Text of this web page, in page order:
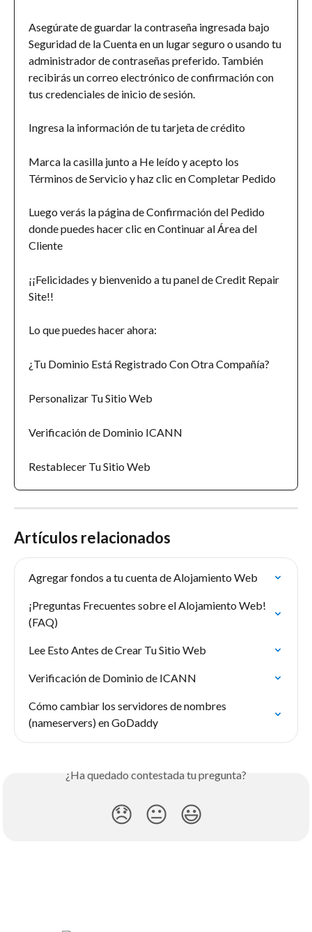
Asegúrate de guardar la contraseña ingresada bajo
Seguridad de la Cuenta en un lugar seguro o usando tu
administrador de contraseñas preferido. También
recibirás un correo electrónico de confirmación con
tus credenciales de inicio de sesión.
Ingresa la información de tu tarjeta de crédito
Marca la casilla junto a He leído y acepto los
Términos de Servicio y haz clic en Completar Pedido
Luego verás la página de Confirmación del Pedido
donde puedes hacer clic en Continuar al Área del
Cliente
¡¡Felicidades y bienvenido a tu panel de Credit Repair
Site!!
Lo que puedes hacer ahora:
¿Tu Dominio Está Registrado Con Otra Compañía?
Personalizar Tu Sitio Web
Verificación de Dominio ICANN
Restablecer Tu Sitio Web
Artículos relacionados
Agregar fondos a tu cuenta de Alojamiento Web
¡Preguntas Frecuentes sobre el Alojamiento Web!
(FAQ)
Lee Esto Antes de Crear Tu Sitio Web
Verificación de Dominio de ICANN
Cómo cambiar los servidores de nombres
(nameservers) en GoDaddy
¿Ha quedado contestada tu pregunta?
😞 😐 😃